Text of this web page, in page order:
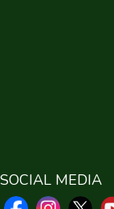
SOCIAL MEDIA